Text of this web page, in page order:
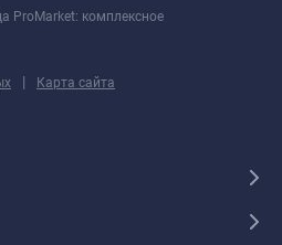
ProMarket: комплексное
| Карта сайта